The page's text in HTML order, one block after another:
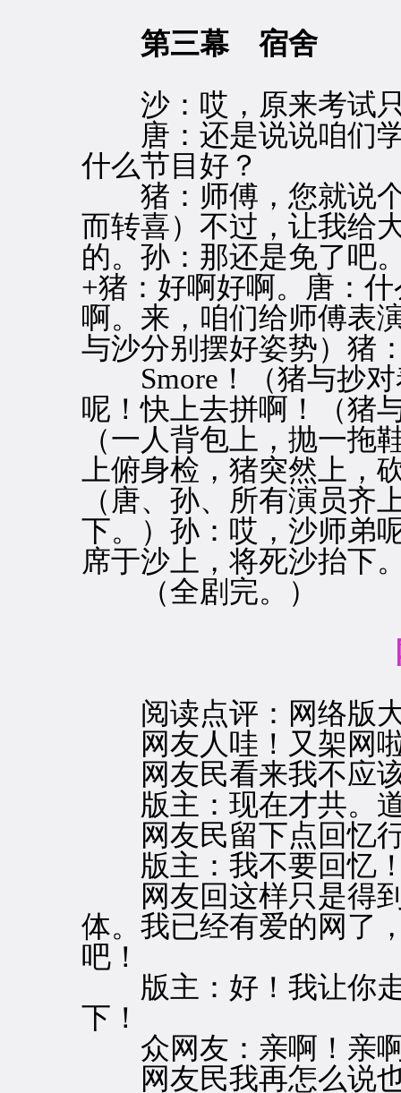
第三幕 宿舍
沙：哎，原来考试只
唐：还是说说咱们学
什么节目好？
猪：师傅，您就说个
而转喜）不过，让我给
的。孙：那还是免了吧
+猪：好啊好啊。唐：
啊。来，咱们给师傅表
与沙分别摆好姿势）猪
Smore！（猪与抄对
呢！快上去拼啊！（猪
（一人背包上，抛一拖
上俯身检，猪突然上，
（唐、孙、所有演员齐
下。）孙：哎，沙师弟
席于沙上，将死沙抬下
（全剧完。）
阅读点评：网络版大
网友人哇！又架网啦
网友民看来我不应
版主：现在才共。
网友民留下点回忆
版主：我不要回忆！
网友回这样只是得到
体。我已经有爱的网了
吧！
版主：好！我让你走
下！
众网友：亲啊！亲
网友民我再怎么说也